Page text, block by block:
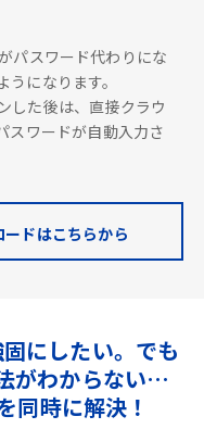
パスワード代わりにな
になります。
した後は、直接クラウ
スワードが自動入力さ
ドはこちらから
にしたい。 でも
がわからない…
同時に解決！